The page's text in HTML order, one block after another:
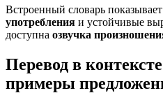
Встроенный словарь показывает
употребления и устойчивые
доступна озвучка
Перевод в
примеры